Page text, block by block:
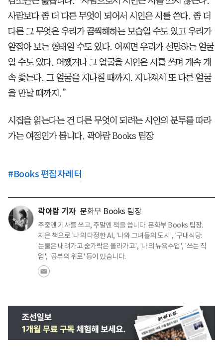
사람보다 좀 더 다른 무엇이 되어서 시인은 시를 쓴다. 좀 더
다른 그 무엇은 우리가 끔찍해하는 모습일 수도 있고 우리가
얕잡아 보는 형태일 수도 있다. 어쩌면 우리가 선망하는 얼굴
일 수도 있다. 어쨌거나 그 얼굴을 시인은 시를 쓰며 계속 계
속 좇는다. 그 얼굴을 지나칠 때까지. 지나쳐서 또 다른 얼굴
을 만날 때까지.”
시집을 읽는다는 건 다른 무엇이 되려는 시인의 분투를 따라
가는 여정인가 봅니다. 곽아람 Books 팀장
#Books 편집자레터
곽아람 기자 문화부 Books 팀장
주중엔 기사를 쓰고, 주말엔 책을 씁니다. 문화부 Books 팀장.
지은 책으로 '나의 다정한 AI, '나와 그녀들의 도시', '구내식당:
눈물은 내려가고 숟가락은 올라가고', '나의 뉴욕수업', '쓰는 직
업', '공부의 위로' 등이 있습니다.